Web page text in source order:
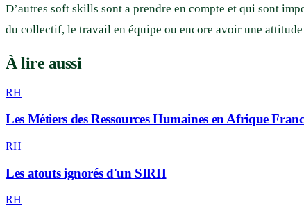
D’autres soft skills sont a prendre en compte et qui sont
du collectif, le travail en équipe ou encore avoir une
À lire aussi
RH
Les Métiers des Ressources Humaines en Afrique
RH
Les atouts ignorés d'un SIRH
RH